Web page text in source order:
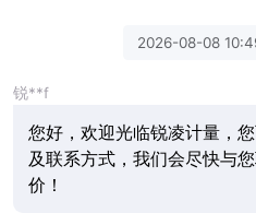
2026-08-08
锐**f
您好，欢迎光临锐凌计量，
及联系方式，我们会尽快与
价！